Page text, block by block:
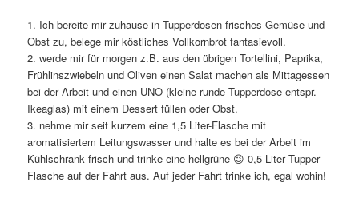
1. Ich bereite mir zuhause in Tupperdosen frisches Gemüse und
Obst zu, belege mir köstliches Vollkornbrot fantasievoll.
2. werde mir für morgen z.B. aus den übrigen Tortellini, Paprika,
Frühlinszwiebeln und Oliven einen Salat machen als Mittagessen
bei der Arbeit und einen UNO (kleine runde Tupperdose entspr.
Ikeaglas) mit einem Dessert füllen oder Obst.
3. nehme mir seit kurzem eine 1,5 Liter-Flasche mit
aromatisiertem Leitungswasser und halte es bei der Arbeit im
Kühlschrank frisch und trinke eine hellgrüne 😉 0,5 Liter Tupper-
Flasche auf der Fahrt aus. Auf jeder Fahrt trinke ich, egal wohin!